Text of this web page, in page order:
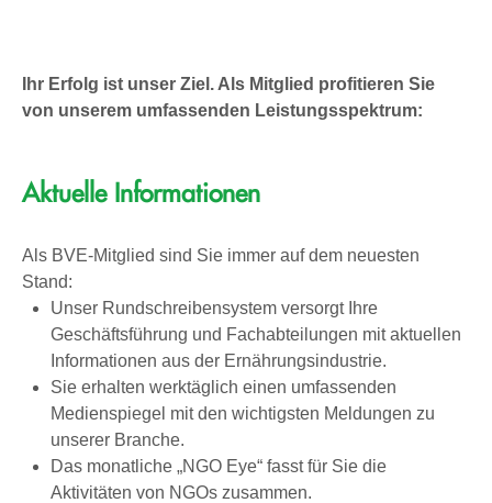
Ihr Erfolg ist unser Ziel. Als Mitglied profitieren Sie
von unserem umfassenden Leistungsspektrum:
Aktuelle Informationen
Als BVE-Mitglied sind Sie immer auf dem neuesten
Stand:
Unser Rundschreibensystem versorgt Ihre
Geschäftsführung und Fachabteilungen mit aktuellen
Informationen aus der Ernährungsindustrie.
Sie erhalten werktäglich einen umfassenden
Medienspiegel mit den wichtigsten Meldungen zu
unserer Branche.
Das monatliche „NGO Eye“ fasst für Sie die
Aktivitäten von NGOs zusammen.